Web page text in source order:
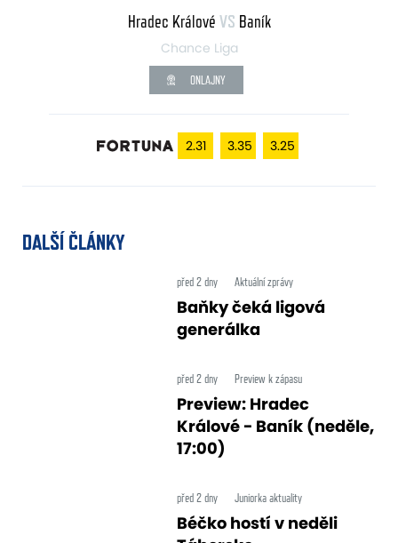
Hradec Králové VS Baník
Chance Liga
ONLAJNY
2.31 3.35 3.25
DALŠÍ ČLÁNKY
před 2 dny Aktuální zprávy
Baňky čeká ligová
generálka
před 2 dny Preview k zápasu
Preview: Hradec
Králové - Baník (neděle,
17:00)
před 2 dny Juniorka aktuality
Béčko hostí v neděli